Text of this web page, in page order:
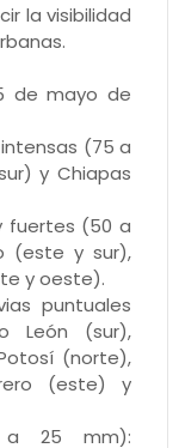
la visibilidad
de mayo de
(75 a
y Chiapas
fuertes (50 a
(este y sur),
y oeste).
puntuales
León (sur),
(norte),
(este) y
a 25 mm):